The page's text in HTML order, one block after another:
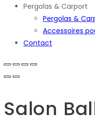
Pergolas & Carport
Pergolas &
Accessoires
Contact
Salon